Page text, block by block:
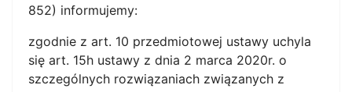
852) informujemy:
zgodnie z art. 10 przedmiotowej ustawy uchyla
się art. 15h ustawy z dnia 2 marca 2020r. o
szczególnych rozwiązaniach związanych z